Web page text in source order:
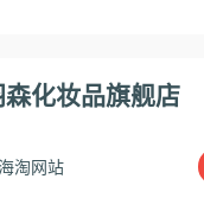
化妆品旗舰店
淘网站